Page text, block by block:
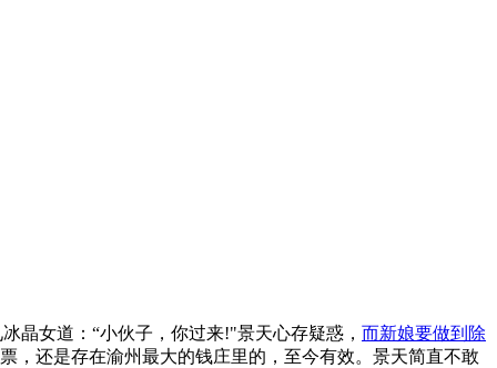
晶女道：“小伙子，你过来!"景天心存疑惑， 而新娘要做到除
，还是存在渝州最大的钱庄里的，至今有效。景天简直不敢